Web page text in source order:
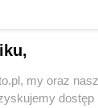
my oraz